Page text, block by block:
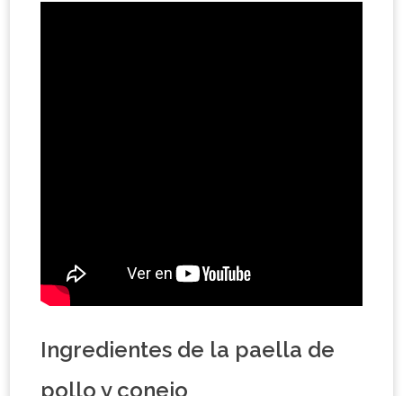
Ingredientes de la paella de
pollo y conejo